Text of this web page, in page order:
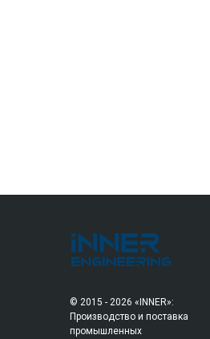
© 2015 - 2026 «INNER»:
Производство и поставка
промышленных